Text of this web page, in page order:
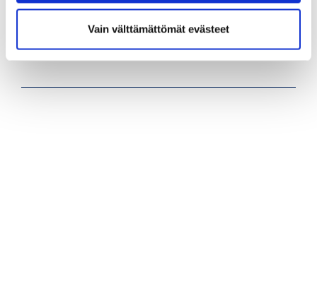
Vain välttämättömät evästeet
kurssimaksusta.